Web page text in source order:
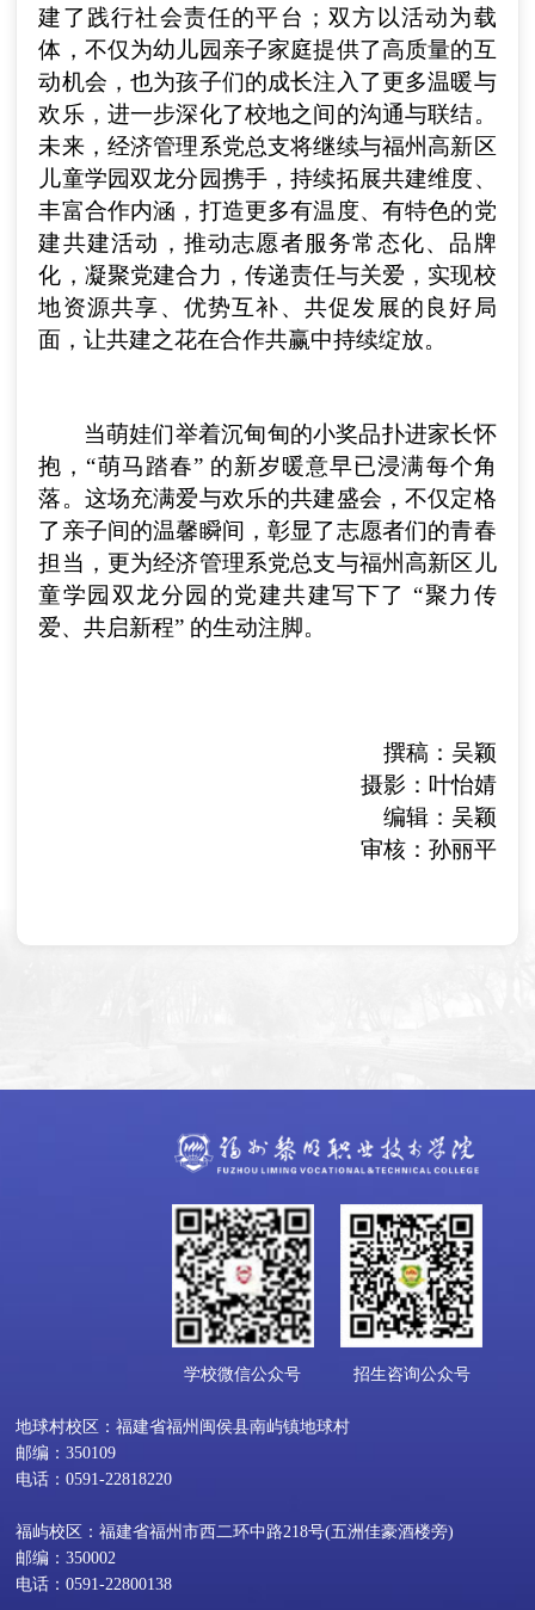
建了践行社会责任的平台；双方以活动为载
体，不仅为幼儿园亲子家庭提供了高质量的互
动机会，也为孩子们的成长注入了更多温暖与
欢乐，进一步深化了校地之间的沟通与联结。
未来，经济管理系党总支将继续与福州高新区
儿童学园双龙分园携手，持续拓展共建维度、
丰富合作内涵，打造更多有温度、有特色的党
建共建活动，推动志愿者服务常态化、品牌
化，凝聚党建合力，传递责任与关爱，实现校
地资源共享、优势互补、共促发展的良好局
面，让共建之花在合作共赢中持续绽放。
当萌娃们举着沉甸甸的小奖品扑进家长怀
抱，“萌马踏春” 的新岁暖意早已浸满每个角
落。这场充满爱与欢乐的共建盛会，不仅定格
了亲子间的温馨瞬间，彰显了志愿者们的青春
担当，更为经济管理系党总支与福州高新区儿
童学园双龙分园的党建共建写下了 “聚力传
爱、共启新程” 的生动注脚。
撰稿：吴颖
摄影：叶怡婧
编辑：吴颖
审核：孙丽平
学校微信公众号 招生咨询公众号
地球村校区：福建省福州闽侯县南屿镇地球村
邮编：350109
电话：0591-22818220
福屿校区：福建省福州市西二环中路218号(五洲佳豪酒楼旁)
邮编：350002
电话：0591-22800138